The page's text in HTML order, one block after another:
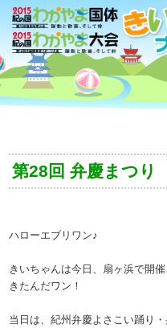
第28回 弁慶まつり
ハローエブリワン♪
きいちゃんは今日、扇ヶ浜で開
きたんだワン！
当日は、紀州弁慶よさこい踊り